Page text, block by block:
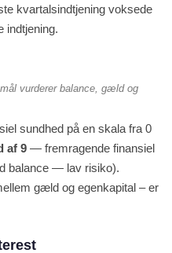
kvartalsindtjening voksede
indtjening.
vurderer balance, gæld og
sundhed på en skala fra 0
af 9 — fremragende finansiel
balance — lav risiko).
gæld og egenkapital – er